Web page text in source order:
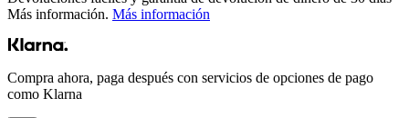
Más información. Más información
Compra ahora, paga después con servicios de opciones de pago
como Klarna